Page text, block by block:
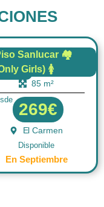
Sanlucar 🏘️
Girls) 🚺
4 Rooms
1 baño
85 m²
269€
El Carmen
Disponible
En Septiembre